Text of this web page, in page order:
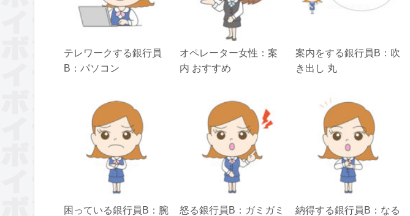
テレワークする銀行員
B：パソコン
オペレーター女性：案
内 おすすめ
案内をする銀行員B：吹
き出し 丸
困っている銀行員B：腕
怒る銀行員B：ガミガミ
納得する銀行員B：なる